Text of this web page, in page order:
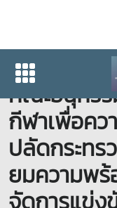
มหาวิทยาลั
คณะอนุกรร
กีฬาเพื่อคว
ปลัดกระทร
ยมความพร้